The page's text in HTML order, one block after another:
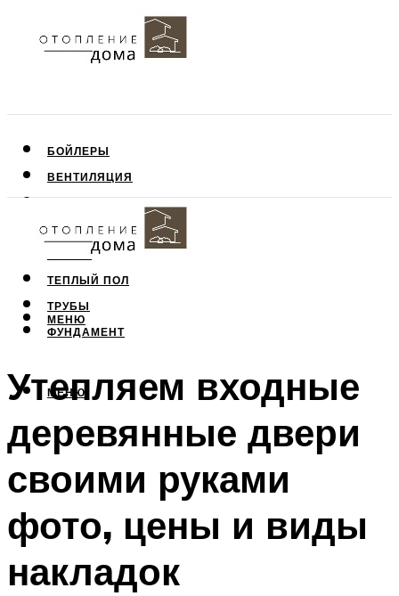
БОЙЛЕРЫ
ВЕНТИЛЯЦИЯ
ПОТОЛОК
СТЕНЫ
ТЕПЛЫЙ ПОЛ
ТРУБЫ
ФУНДАМЕНТ
МЕНЮ
МЕНЮ
Утепляем входные
деревянные двери
своими руками
фото, цены и виды
накладок